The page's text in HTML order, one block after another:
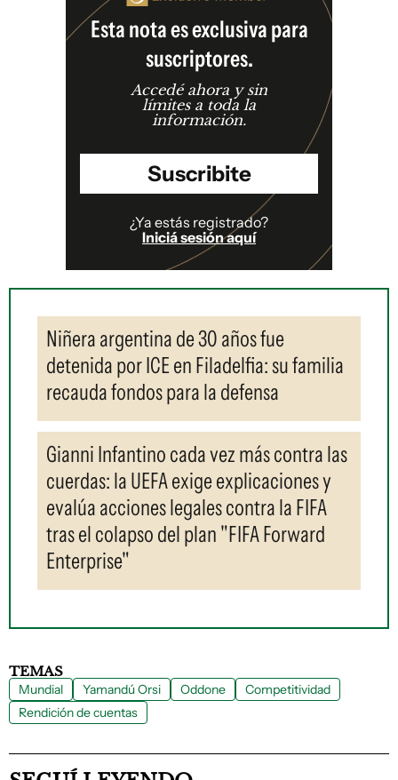
Esta nota es exclusiva para
suscriptores.
Accedé ahora y sin
límites a toda la
información.
Suscribite
¿Ya estás registrado?
Iniciá sesión aquí
Niñera argentina de 30 años fue
detenida por ICE en Filadelfia: su familia
recauda fondos para la defensa
Gianni Infantino cada vez más contra las
cuerdas: la UEFA exige explicaciones y
evalúa acciones legales contra la FIFA
tras el colapso del plan "FIFA Forward
Enterprise"
TEMAS
Mundial Yamandú Orsi Oddone
Competitividad
Rendición de cuentas